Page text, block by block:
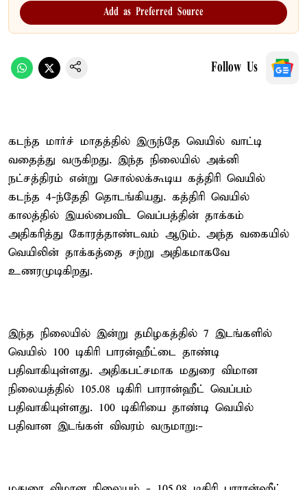
Add as Preferred Source
Follow Us
கடந்த மார்ச் மாதத்தில் இருந்தே வெயில் வாட்டி
வதைத்து வருகிறது. இந்த நிலையில் அக்னி
நட்சத்திரம் என்று சொல்லக்கூடிய கத்திரி வெயில்
கடந்த 4-ந்தேதி தொடங்கியது. கத்திரி வெயில்
காலத்தில் இயல்பைவிட வெப்பத்தின் தாக்கம்
அதிகரித்து கோரத்தாண்டவம் ஆடும். அந்த வகையில்
வெயிலின் தாக்கத்தை சற்று அதிகமாகவே
உணரமுடிகிறது.
இந்த நிலையில் இன்று தமிழகத்தில் 7 இடங்களில்
வெயில் 100 டிகிரி பாரன்ஹீட்டை தாண்டி
பதிவாகியுள்ளது. அதிகபட்சமாக மதுரை விமான
நிலையத்தில் 105.08 டிகிரி பாரான்ஹீட் வெப்பம்
பதிவாகியுள்ளது. 100 டிகிரியை தாண்டி வெயில்
பதிவான இடங்கள் விவரம் வருமாறு:-